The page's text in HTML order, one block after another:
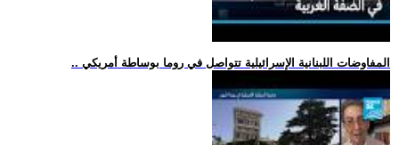
.. المفاوضات اللبنانية الإسرائيلية تتواصل في روما بوساطة أمريكي